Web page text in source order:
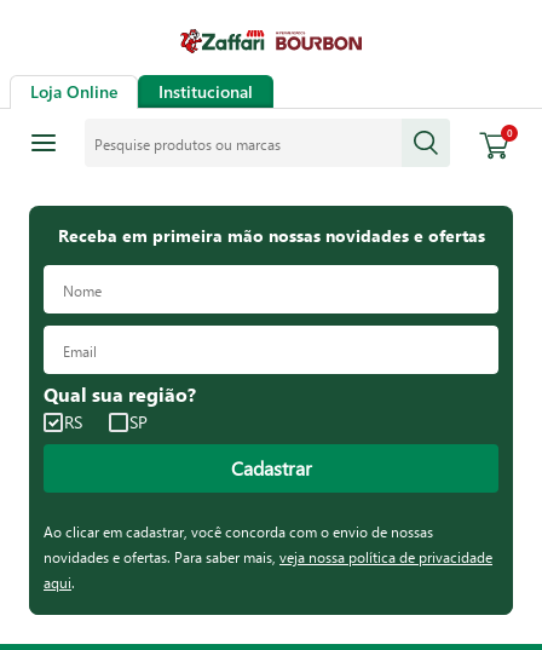
Loja Online Institucional
0
Receba em primeira mão nossas novidades e ofertas
Qual sua região?
RS SP
Cadastrar
Ao clicar em cadastrar, você concorda com o envio de nossas
novidades e ofertas. Para saber mais, veja nossa política de privacidade
aqui.